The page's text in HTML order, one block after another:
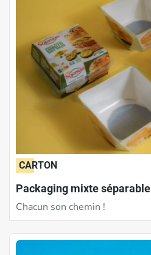
CARTON
Packaging mixte séparable
Chacun son chemin !